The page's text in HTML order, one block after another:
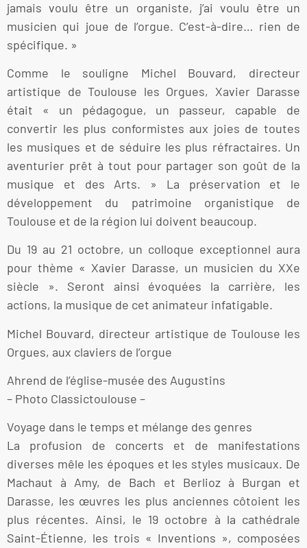
jamais voulu être un organiste, j’ai voulu être un
musicien qui joue de l’orgue. C’est-à-dire… rien de
spécifique. »
Comme le souligne Michel Bouvard, directeur
artistique de Toulouse les Orgues, Xavier Darasse
était « un pédagogue, un passeur, capable de
convertir les plus conformistes aux joies de toutes
les musiques et de séduire les plus réfractaires. Un
aventurier prêt à tout pour partager son goût de la
musique et des Arts. » La préservation et le
développement du patrimoine organistique de
Toulouse et de la région lui doivent beaucoup.
Du 19 au 21 octobre, un colloque exceptionnel aura
pour thème « Xavier Darasse, un musicien du XXe
siècle ». Seront ainsi évoquées la carrière, les
actions, la musique de cet animateur infatigable.
Michel Bouvard, directeur artistique de Toulouse les
Orgues, aux claviers de l’orgue
Ahrend de l’église-musée des Augustins
– Photo Classictoulouse –
Voyage dans le temps et mélange des genres
La profusion de concerts et de manifestations
diverses mêle les époques et les styles musicaux. De
Machaut à Amy, de Bach et Berlioz à Burgan et
Darasse, les œuvres les plus anciennes côtoient les
plus récentes. Ainsi, le 19 octobre à la cathédrale
Saint-Étienne, les trois « Inventions », composées